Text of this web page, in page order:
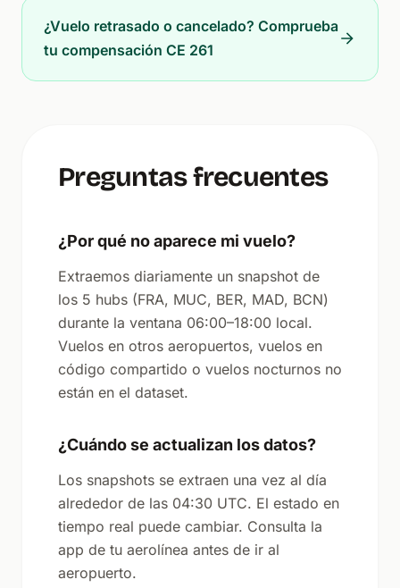
¿Vuelo retrasado o cancelado? Comprueba
tu compensación CE 261
Preguntas frecuentes
¿Por qué no aparece mi vuelo?
Extraemos diariamente un snapshot de
los 5 hubs (FRA, MUC, BER, MAD, BCN)
durante la ventana 06:00–18:00 local.
Vuelos en otros aeropuertos, vuelos en
código compartido o vuelos nocturnos no
están en el dataset.
¿Cuándo se actualizan los datos?
Los snapshots se extraen una vez al día
alrededor de las 04:30 UTC. El estado en
tiempo real puede cambiar. Consulta la
app de tu aerolínea antes de ir al
aeropuerto.